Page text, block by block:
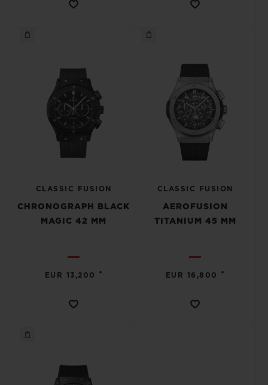
CLASSIC FUSION
CHRONOGRAPH BLACK
MAGIC 42 MM
EUR 13,200 •
CLASSIC FUSION
AEROFUSION
TITANIUM 45 MM
EUR 16,800 •